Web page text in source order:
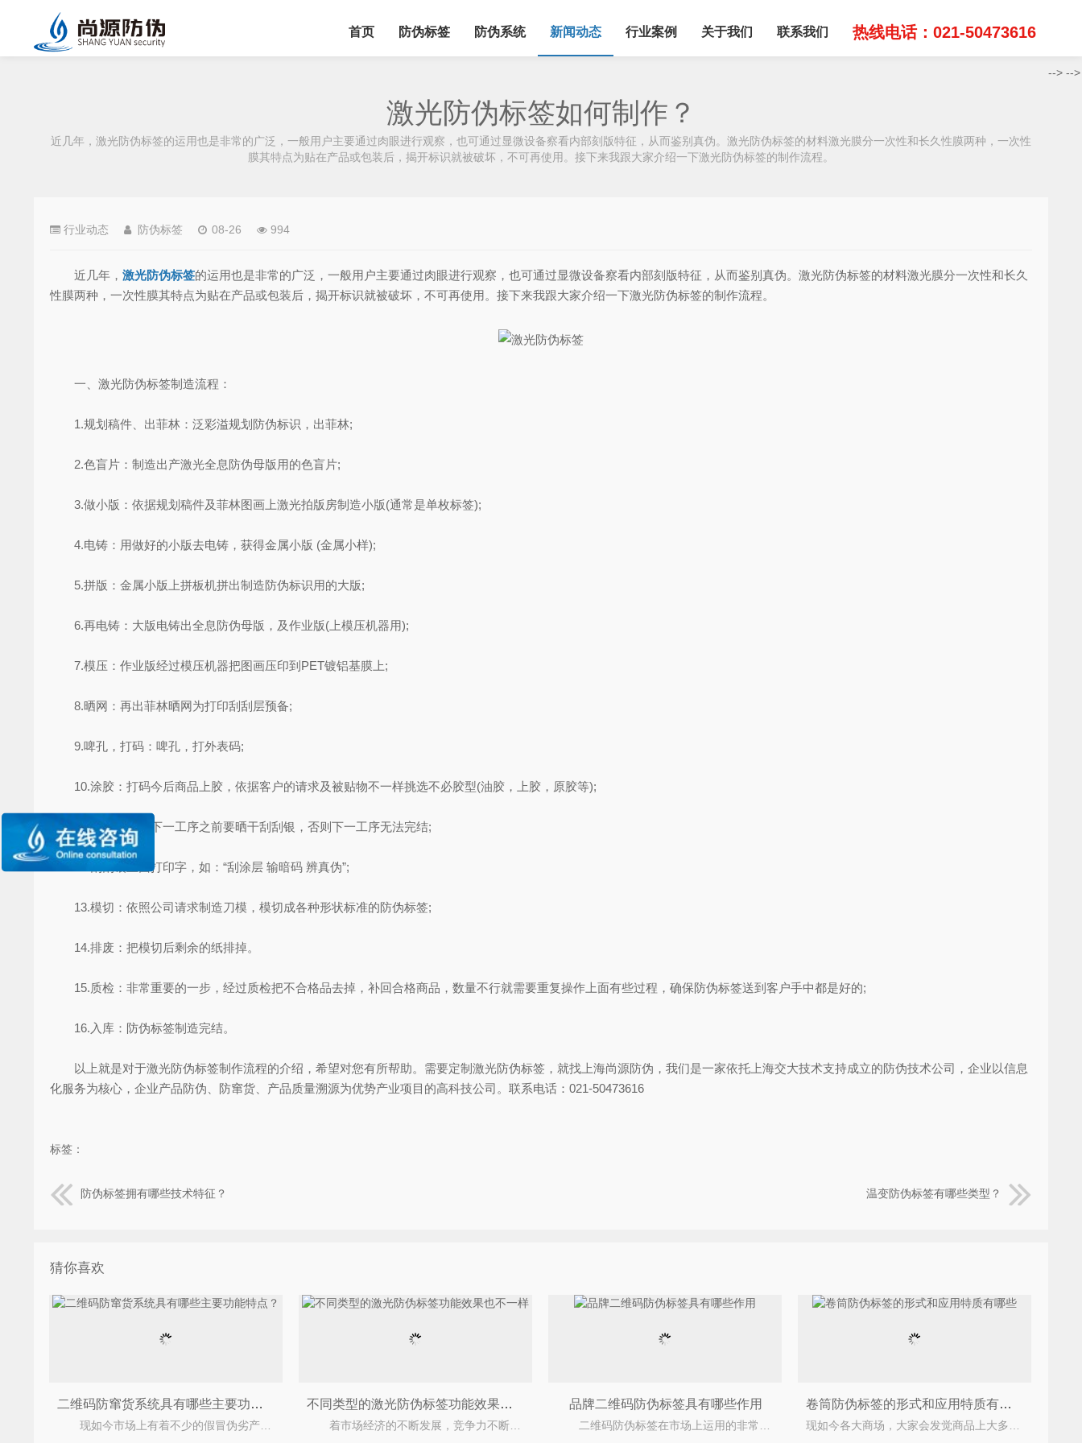
首页 防伪标签 防伪系统 新闻动态 行业案例 关于我们 联系我们 热线电话：021-50473616
激光防伪标签如何制作？
近几年，激光防伪标签的运用也是非常的广泛，一般用户主要通过肉眼进行观察，也可通过显微设备察看内部刻版特征，从而鉴别真伪。激光防伪标签的材料激光膜分一次性和长久性膜两种，一次性
膜其特点为贴在产品或包装后，揭开标识就被破坏，不可再使用。接下来我跟大家介绍一下激光防伪标签的制作流程。
行业动态 防伪标签 08-26 994
近几年， 激光防伪标签的运用也是非常的广泛，一般用户主要通过肉眼进行观察，也可通过显微设备察看内部刻版特征，从而鉴别真伪。激光防伪标签的材料激光膜分一次性和长久
性膜两种，一次性膜其特点为贴在产品或包装后，揭开标识就被破坏，不可再使用。接下来我跟大家介绍一下激光防伪标签的制作流程。
一、激光防伪标签制造流程：
1.规划稿件、出菲林：泛彩溢规划防伪标识，出菲林;
2.色盲片：制造出产激光全息防伪母版用的色盲片;
3.做小版：依据规划稿件及菲林图画上激光拍版房制造小版(通常是单枚标签);
4.电铸：用做好的小版去电铸，获得金属小版 (金属小样);
5.拼版：金属小版上拼板机拼出制造防伪标识用的大版;
6.再电铸：大版电铸出全息防伪母版，及作业版(上模压机器用);
7.模压：作业版经过模压机器把图画压印到PET镀铝基膜上;
8.晒网：再出菲林晒网为打印刮刮层预备;
9.啤孔，打码：啤孔，打外表码;
10.涂胶：打码今后商品上胶，依据客户的请求及被贴物不一样挑选不必胶型(油胶，上胶，原胶等);
11.上刮刮银：下一工序之前要晒干刮刮银，否则下一工序无法完结;
12.刮刮银上面打印字，如：“刮涂层 输暗码 辨真伪”;
13.模切：依照公司请求制造刀模，模切成各种形状标准的防伪标签;
14.排废：把模切后剩余的纸排掉。
15.质检：非常重要的一步，经过质检把不合格品去掉，补回合格商品，数量不行就需要重复操作上面有些过程，确保防伪标签送到客户手中都是好的;
16.入库：防伪标签制造完结。
以上就是对于激光防伪标签制作流程的介绍，希望对您有所帮助。需要定制激光防伪标签，就找上海尚源防伪，我们是一家依托上海交大技术支持成立的防伪技术公司，企业以信息
化服务为核心，企业产品防伪、防窜货、产品质量溯源为优势产业项目的高科技公司。联系电话：021-50473616
标签：
防伪标签拥有哪些技术特征？ 温变防伪标签有哪些类型？
猜你喜欢
二维码防窜货系统具有哪些主要功能特点？
现如今市场上有着不少的假冒伪劣产品，往往假冒总会带来窜货以及乱价的危害，然而窜货这个问题是
不同类型的激光防伪标签功能效果也不一样
着市场经济的不断发展，竞争力不断增强，竞争越来越激烈，市场恶意竞争带来的大量产品造假，导致市场
品牌二维码防伪标签具有哪些作用
二维码防伪标签在市场上运用的非常广泛，很多企业都回去定制二维码防伪标签，以此来区别假冒伪劣
卷筒防伪标签的形式和应用特质有哪些
现如今各大商场，大家会发觉商品上大多数都贴到了防伪标签，如今防伪标签的类型非常多，防伪技
--> -->